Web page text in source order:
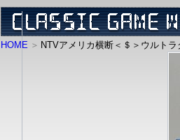
HOME NTVアメリカ横断＜＄＞ウルトラ